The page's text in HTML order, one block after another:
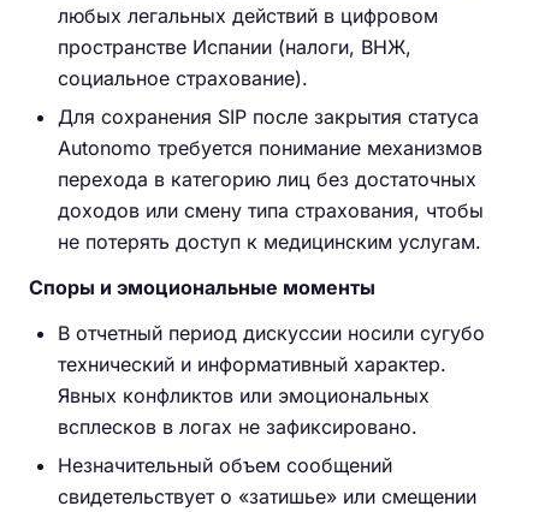
любых легальных действий в цифровом
пространстве Испании (налоги, ВНЖ,
социальное страхование).
Для сохранения SIP после закрытия статуса
Autonomo требуется понимание механизмов
перехода в категорию лиц без достаточных
доходов или смену типа страхования, чтобы
не потерять доступ к медицинским услугам.
Споры и эмоциональные моменты
В отчетный период дискуссии носили сугубо
технический и информативный характер.
Явных конфликтов или эмоциональных
всплесков в логах не зафиксировано.
Незначительный объем сообщений
свидетельствует о «затишье» или смещении